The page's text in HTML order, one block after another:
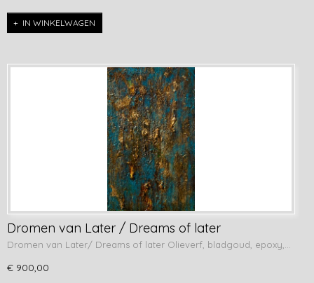
IN WINKELWAGEN
Dromen van Later / Dreams of later
Dromen van Later/ Dreams of later Olieverf, bladgoud, epoxy,…
€ 900,00